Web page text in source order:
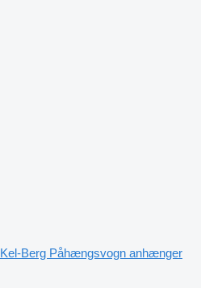
Kel-Berg Påhængsvogn anhænger